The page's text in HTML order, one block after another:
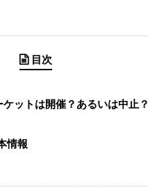
目次
ットは開催？あるいは中止？
情報